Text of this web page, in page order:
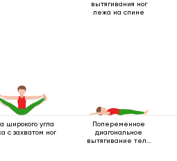
вытягивания ног
лежа на спине
широкого угла
с захватом ног
Попеременное
диагональное
вытягивание тела